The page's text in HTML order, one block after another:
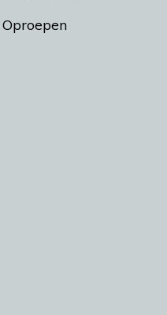
Oproepen